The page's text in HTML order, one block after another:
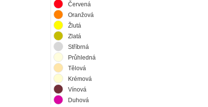
Červená
Oranžová
Žlutá
Zlatá
Stříbrná
Průhledná
Tělová
Krémová
Vínová
Duhová